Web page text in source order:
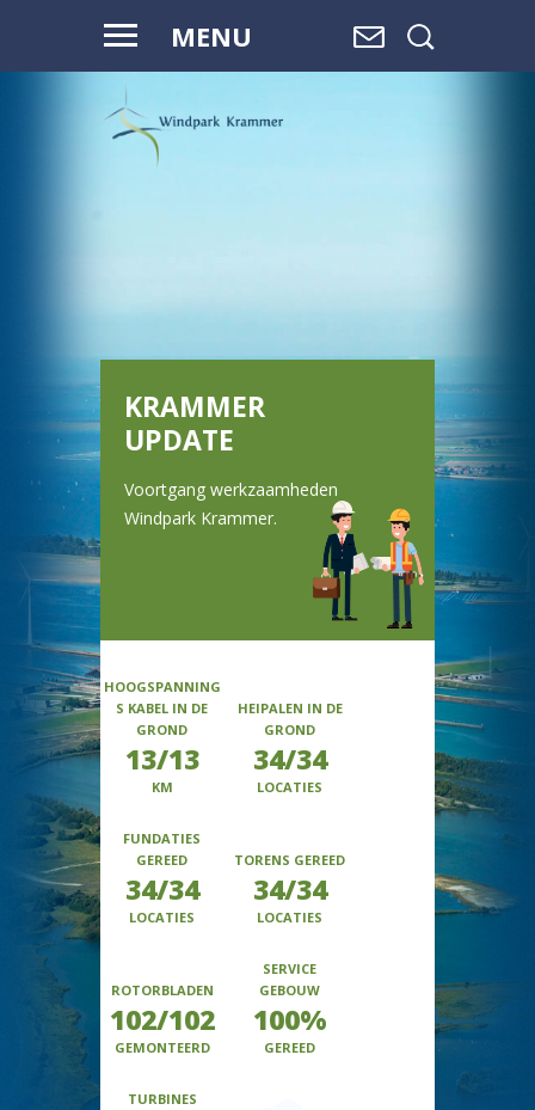
MENU
KRAMMER
UPDATE
Voortgang werkzaamheden
Windpark Krammer.
HOOGSPANNING
S KABEL IN DE
GROND
13/13
KM
HEIPALEN IN DE
GROND
34/34
LOCATIES
FUNDATIES
GEREED
34/34
LOCATIES
TORENS GEREED
34/34
LOCATIES
ROTORBLADEN
102/102
GEMONTEERD
SERVICE
GEBOUW
100%
GEREED
TURBINES